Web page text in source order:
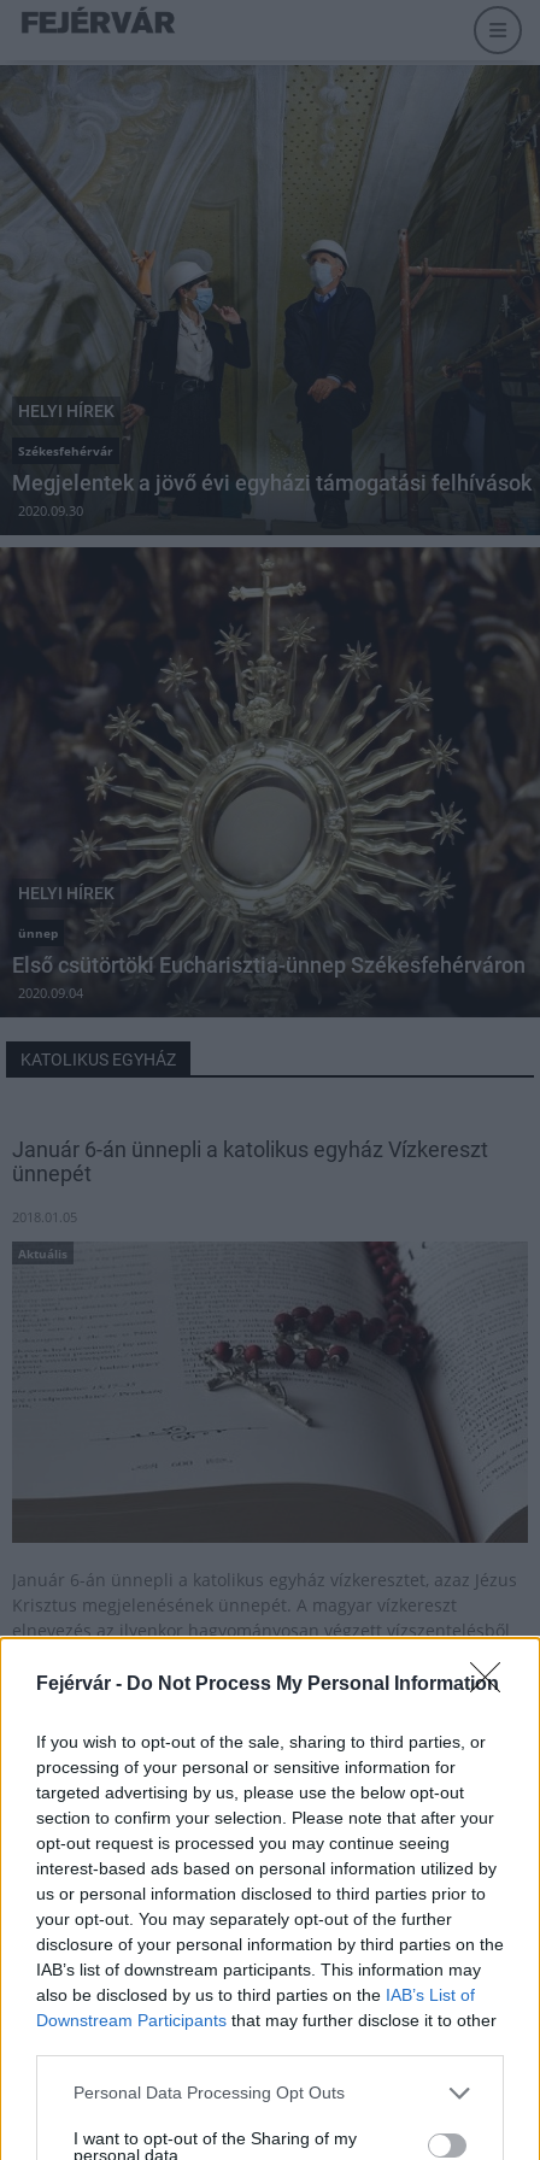
Fejérvár - Do Not Process My Personal Information
If you wish to opt-out of the sale, sharing to third parties, or
processing of your personal or sensitive information for
targeted advertising by us, please use the below opt-out
section to confirm your selection. Please note that after your
opt-out request is processed you may continue seeing
interest-based ads based on personal information utilized by
us or personal information disclosed to third parties prior to
your opt-out. You may separately opt-out of the further
disclosure of your personal information by third parties on the
IAB’s list of downstream participants. This information may
also be disclosed by us to third parties on the IAB’s List of
Downstream Participants that may further disclose it to other
Please note that this website/app uses one or more Google
not limited to your visit or usage behaviour. You may click to
Personal Data Processing Opt Outs
I want to opt-out of the Sharing of my
personal data.
HELYI HÍREK
Székesfehérvár
Megjelentek a jövő évi egyházi támogatási felhívások
2020.09.30
HELYI HÍREK
ünnep
Első csütörtöki Eucharisztia-ünnep Székesfehérváron
2020.09.04
KATOLIKUS EGYHÁZ
Január 6-án ünnepli a katolikus egyház Vízkereszt
ünnepét
2018.01.05
Aktuális
Január 6-án ünnepli a katolikus egyház vízkeresztet, azaz Jézus
Krisztus megjelenésének ünnepét. A magyar vízkereszt
elnevezés az ilyenkor hagyományosan végzett vízszentelésből
Jelentősen csökkent az abortuszok száma
2017.04.18
Az elmúlt hat év családpolitikai erőfeszítéseinek köszönhetően
hatalmas mértékben csökkent az abortuszok száma
Magyarországon.
Idén is megnyitja kapuit a Katolikus Könyvnapok
2017.05.10
Idén tizenegyedik alkalommal kerül megrendezésre a Katolikus
Könyvnapok Székesfehérváron, a Szent István Művelődési Ház